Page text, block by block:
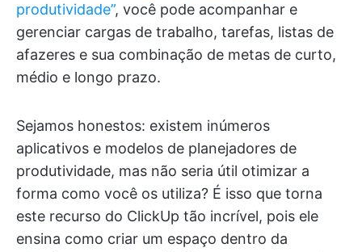
produtividade”, você pode acompanhar e
gerenciar cargas de trabalho, tarefas, listas de
afazeres e sua combinação de metas de curto,
médio e longo prazo.
Sejamos honestos: existem inúmeros
aplicativos e modelos de planejadores de
produtividade, mas não seria útil otimizar a
forma como você os utiliza? É isso que torna
este recurso do ClickUp tão incrível, pois ele
ensina como criar um espaço dentro da